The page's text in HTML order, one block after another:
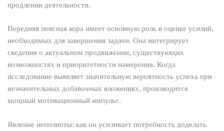
продлении деятельности.
Передняя поясная кора имеет основную роль в оценке усилий,
необходимых для завершения задачи. Она интегрирует
сведения о актуальном продвижении, существующих
возможностях и приоритетности намерения. Когда
исследование выявляет значительную вероятность успеха при
незначительных добавочных вложениях, производится
мощный мотивационный импульс.
Явление неполноты: как он усиливает потребность доделать